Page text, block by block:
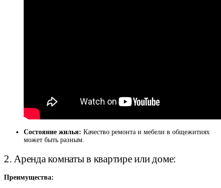
Состояние жилья: Качество ремонта и мебели в общежитиях
может быть разным.
2. Аренда комнаты в квартире или доме:
Преимущества: